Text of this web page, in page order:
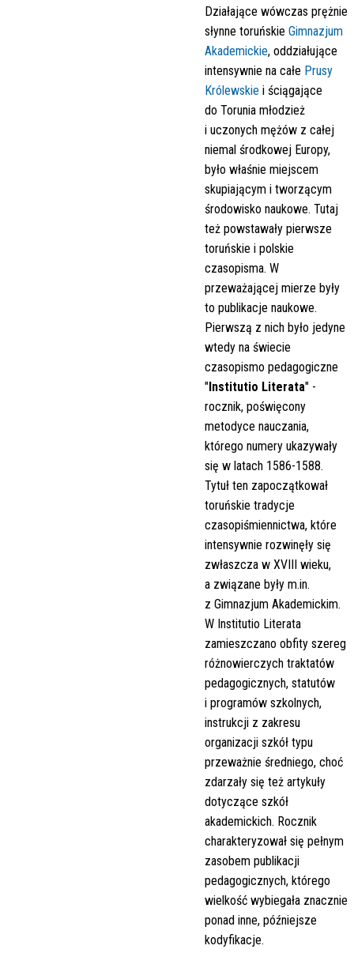
Działające wówczas prężnie
słynne toruńskie Gimnazjum
Akademickie, oddziałujące
intensywnie na całe Prusy
Królewskie i ściągające
do Torunia młodzież
i uczonych mężów z całej
niemal środkowej Europy,
było właśnie miejscem
skupiającym i tworzącym
środowisko naukowe. Tutaj
też powstawały pierwsze
toruńskie i polskie
czasopisma. W
przeważającej mierze były
to publikacje naukowe.
Pierwszą z nich było jedyne
wtedy na świecie
czasopismo pedagogiczne
"Institutio Literata" -
rocznik, poświęcony
metodyce nauczania,
którego numery ukazywały
się w latach 1586-1588.
Tytuł ten zapoczątkował
toruńskie tradycje
czasopiśmiennictwa, które
intensywnie rozwinęły się
zwłaszcza w XVIII wieku,
a związane były m.in.
z Gimnazjum Akademickim.
W Institutio Literata
zamieszczano obfity szereg
różnowierczych traktatów
pedagogicznych, statutów
i programów szkolnych,
instrukcji z zakresu
organizacji szkół typu
przeważnie średniego, choć
zdarzały się też artykuły
dotyczące szkół
akademickich. Rocznik
charakteryzował się pełnym
zasobem publikacji
pedagogicznych, którego
wielkość wybiegała znacznie
ponad inne, późniejsze
kodyfikacje.